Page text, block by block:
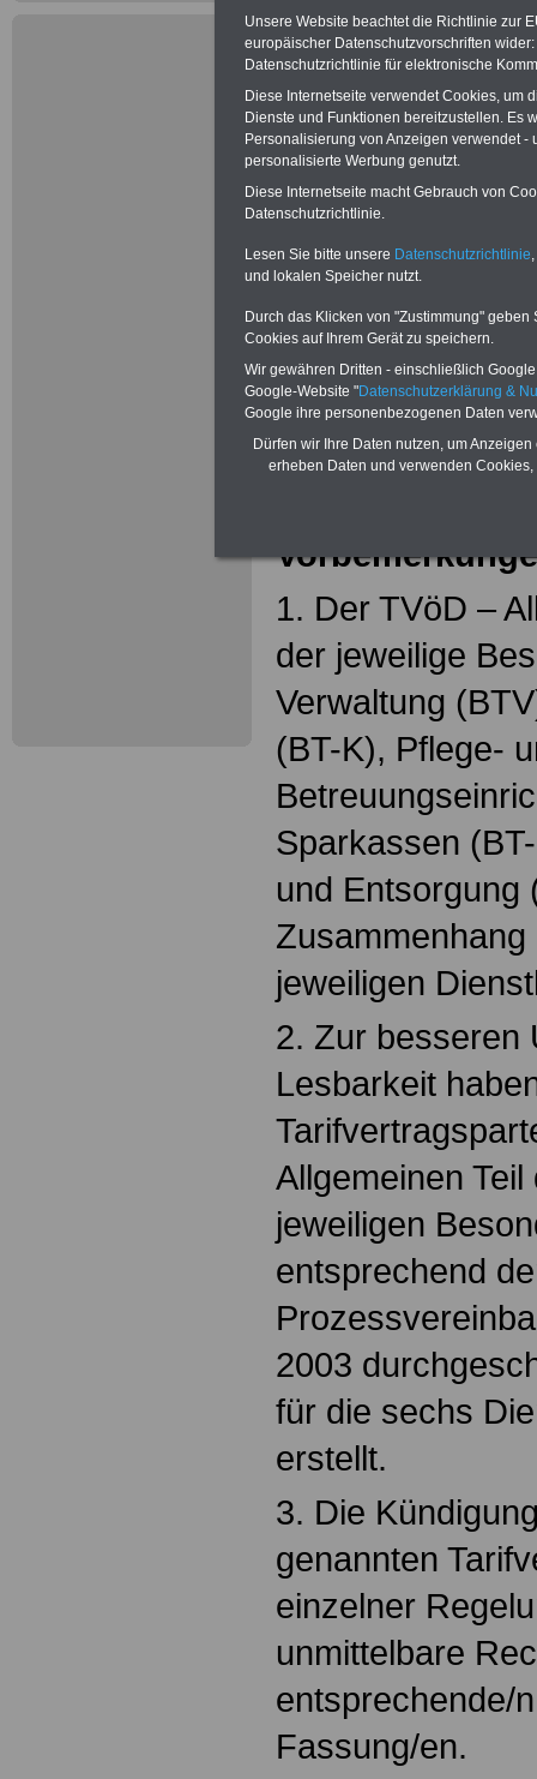
der
vom 25.10.2020
Inhaltsgleich
Vereinigung der
und dbb
Die
den Stand vom
1. Der TVöD –
der jeweilige
Verwaltung
(BT-K), Pflege-
Sparkassen
und Entsorgung
jeweiligen
2. Zur besseren
Lesbarkeit
Allgemeinen
jeweiligen
entsprechend
2003
für die sechs
erstellt.
3. Die
genannten
einzelner
unmittelbare
entsprechende/
Fassung/en.
Unsere Website beachtet die Richtlinie zur
europäischer Datenschutzvorschriften
Datenschutzrichtlinie für elektronische
Diese Internetseite verwendet Cookies, um
Dienste und Funktionen bereitzustellen. Es
Personalisierung von Anzeigen verwendet
personalisierte Werbung genutzt.
Diese Internetseite macht Gebrauch von
Datenschutzrichtlinie.
Lesen Sie bitte unsere Datenschutzrichtlinie
und lokalen Speicher nutzt.
Durch das Klicken von "Zustimmung"
Cookies auf Ihrem Gerät zu speichern.
Wir gewähren Dritten - einschließlich
Google-Website "Datenschutzerklärung &
Google ihre personenbezogenen Daten
Dürfen wir Ihre Daten nutzen, um
erheben Daten und verwenden